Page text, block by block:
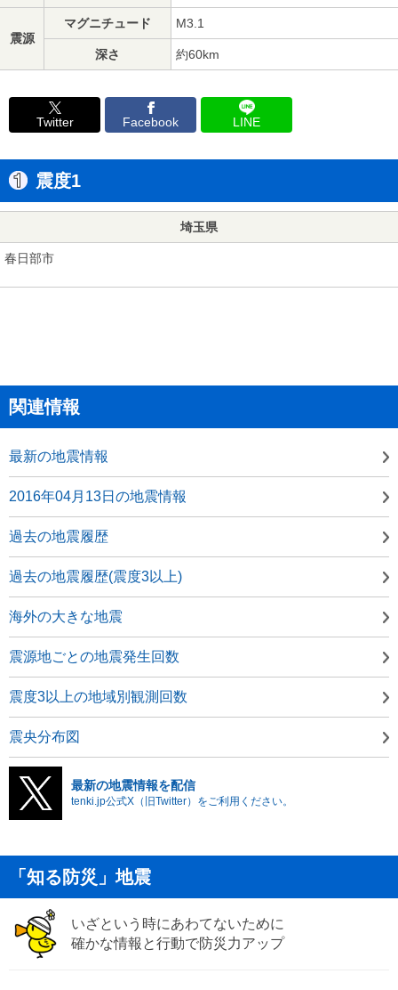
震源
マグニチュード M3.1
深さ 約60km
Twitter Facebook LINE
震度1
埼玉県
春日部市
関連情報
最新の地震情報
2016年04月13日の地震情報
過去の地震履歴
過去の地震履歴(震度3以上)
海外の大きな地震
震源地ごとの地震発生回数
震度3以上の地域別観測回数
震央分布図
最新の地震情報を配信
tenki.jp公式X（旧Twitter）をご利用ください。
「知る防災」地震
いざという時にあわてないために
確かな情報と行動で防災力アップ